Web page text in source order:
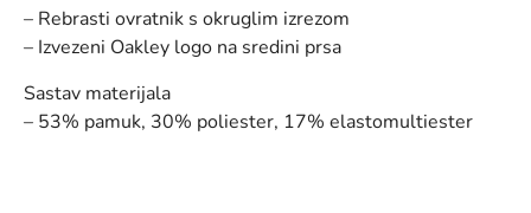
– Rebrasti ovratnik s okruglim izrezom
– Izvezeni Oakley logo na sredini prsa
Sastav materijala
– 53% pamuk, 30% poliester, 17% elastomultiester